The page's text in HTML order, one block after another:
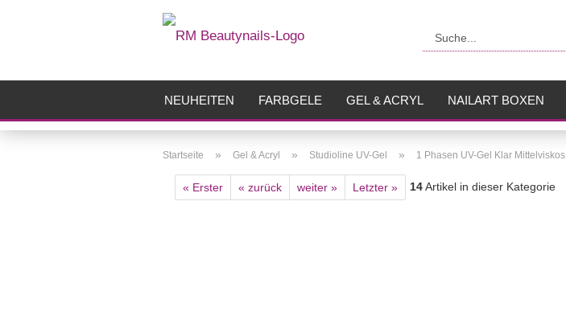
NEUHEITEN FARBGELE GEL & ACRYL NAILART BOXEN
Startseite » Gel & Acryl » Studioline UV-Gel » 1 Phasen UV-Gel Klar Mittelviskos
« Erster « zurück weiter » Letzter » 14Artikel in dieser Kategorie